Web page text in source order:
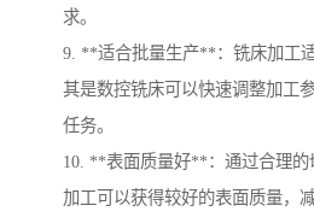
求。
9. **适合批量生产**：铣床加工
其是数控铣床可以快速调整加工
任务。
10. **表面质量好**：通过合理
加工可以获得较好的表面质量，